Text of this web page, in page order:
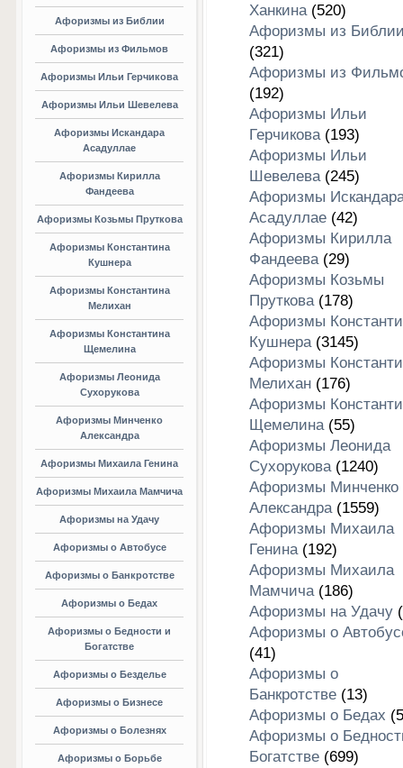
Афоризмы из Библии
Афоризмы из Фильмов
Афоризмы Ильи Герчикова
Афоризмы Ильи Шевелева
Афоризмы Искандара
Асадуллае
Афоризмы Кирилла
Фандеева
Афоризмы Козьмы Пруткова
Афоризмы Константина
Кушнера
Афоризмы Константина
Мелихан
Афоризмы Константина
Щемелина
Афоризмы Леонида
Сухорукова
Афоризмы Минченко
Александра
Афоризмы Михаила Генина
Афоризмы Михаила Мамчича
Афоризмы на Удачу
Афоризмы о Автобусе
Афоризмы о Банкротстве
Афоризмы о Бедах
Афоризмы о Бедности и
Богатстве
Афоризмы о Безделье
Афоризмы о Бизнесе
Афоризмы о Болезнях
Афоризмы о Борьбе
Ханкина(520)
Афоризмы из
(321)
Афоризмы из
(192)
Афоризмы Ильи
Герчикова(193)
Афоризмы Ильи
Шевелева(245)
Афоризмы
Асадуллае(42)
Афоризмы Кирилла
Фандеева(29)
Афоризмы Козьмы
Пруткова(178)
Афоризмы
Кушнера(3145)
Афоризмы
Мелихан(176)
Афоризмы
Щемелина(55)
Афоризмы Леонида
Сухорукова(1240)
Афоризмы Минченко
Александра(1559)
Афоризмы Михаила
Генина(192)
Афоризмы Михаила
Мамчича(186)
Афоризмы на Удачу
Афоризмы о
(41)
Афоризмы о
Банкротстве(13)
Афоризмы о Бедах
Афоризмы о
Богатстве(699)